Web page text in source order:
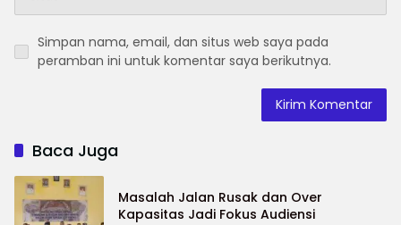
Simpan nama, email, dan situs web saya pada
peramban ini untuk komentar saya berikutnya.
Baca Juga
Masalah Jalan Rusak dan Over
Kapasitas Jadi Fokus Audiensi